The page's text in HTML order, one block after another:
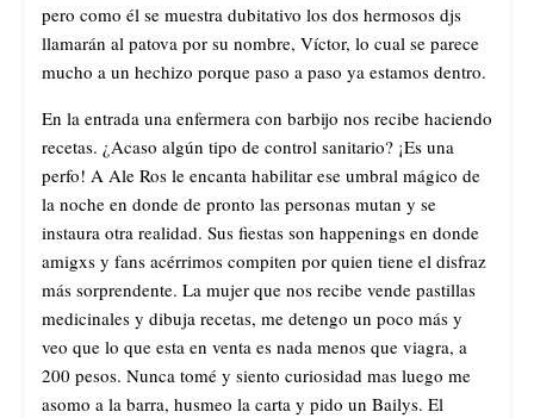
pero como él se muestra dubitativo los dos hermosos djs
llamarán al patova por su nombre, Víctor, lo cual se parece
mucho a un hechizo porque paso a paso ya estamos dentro.
En la entrada una enfermera con barbijo nos recibe haciendo
recetas. ¿Acaso algún tipo de control sanitario? ¡Es una
perfo! A Ale Ros le encanta habilitar ese umbral mágico de
la noche en donde de pronto las personas mutan y se
instaura otra realidad. Sus fiestas son happenings en donde
amigxs y fans acérrimos compiten por quien tiene el disfraz
más sorprendente. La mujer que nos recibe vende pastillas
medicinales y dibuja recetas, me detengo un poco más y
veo que lo que esta en venta es nada menos que viagra, a
200 pesos. Nunca tomé y siento curiosidad mas luego me
asomo a la barra, husmeo la carta y pido un Bailys. El